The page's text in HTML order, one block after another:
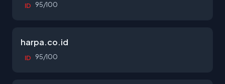
ID 95/100
harpa.co.id
ID 95/100